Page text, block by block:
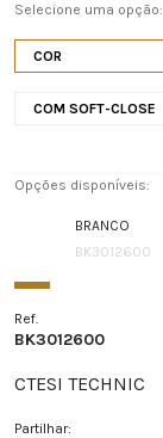
Selecione uma opção:
COR
COM SOFT-CLOSE
Opções disponíveis:
BRANCO
BK3012600
Ref.
BK3012600
CTESI TECHNIC
Partilhar: